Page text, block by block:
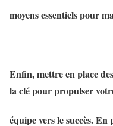
moyens essentiels pour
Enfin, mettre en place
la clé pour propulser
équipe vers le succès. En